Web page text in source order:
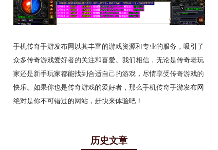
手机传奇手游发布网以其丰富的游戏资源和专业的服务，吸引了
众多传奇游戏爱好者的关注和喜爱。我们相信，无论是传奇老玩
家还是新手玩家都能找到合适自己的游戏，尽情享受传奇游戏的
快乐。如果你也是传奇游戏的爱好者，那么手机传奇手游发布网
绝对是你不可错过的网站，赶快来体验吧！
历史文章